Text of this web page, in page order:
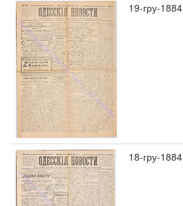
19-гру-1884
18-гру-1884